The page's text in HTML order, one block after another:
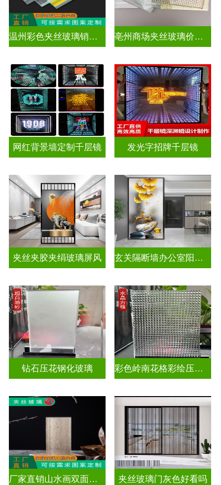
温州彩色夹丝玻璃销售处 亳州商场夹丝玻璃价钱是多少
网红背景墙定制千层镜 发光字招牌千层镜
夹丝夹胶夹绢玻璃屏风 玄关隔断墙办公室阳台挡门山水画背景墙玻璃
钻石压花钢化玻璃 彩色岭南花格彩绘压花玻璃
厂家直销山水画双面轻奢透光夹丝玻璃 夹丝玻璃门灰色好看吗